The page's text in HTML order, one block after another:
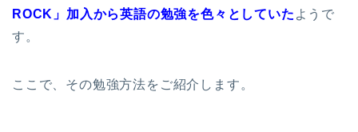
ROCK」加入から英語の勉強を色々としていた ようで
す。
ここで、その勉強方法をご紹介します。